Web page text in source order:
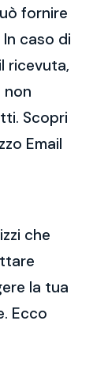
fornire
caso di
ricevuta,
non
Scopri
Email
che
la tua
Ecco